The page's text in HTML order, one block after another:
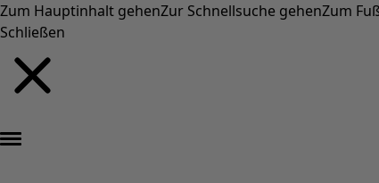
Zum Hauptinhalt gehenZur Schnellsuche gehenZum
Schließen